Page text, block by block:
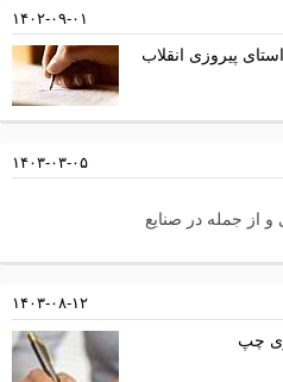
۱۴۰۲-۰۹-۰۱
پیروزی انقلاب
۱۴۰۳-۰۳-۰۵
از جمله در صنایع
۱۴۰۳-۰۸-۱۲
چپ